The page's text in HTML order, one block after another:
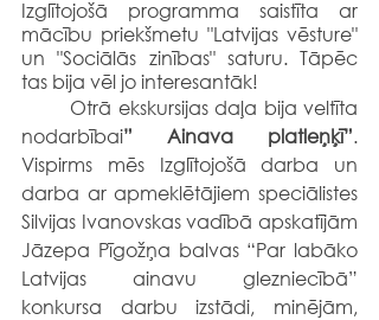
Izglītojošā programma saistīta ar
mācību priekšmetu "Latvijas vēsture"
un "Sociālās zinības" saturu. Tāpēc
tas bija vēl jo interesantāk!
nodarbībai” Ainava platleņķī”.
Vispirms mēs Izglītojošā darba un
darba ar apmeklētājiem speciālistes
Silvijas Ivanovskas vadībā apskatījām
Jāzepa Pīgožņa balvas “Par labāko
Latvijas ainavu glezniecībā”
konkursa darbu izstādi, minējām,